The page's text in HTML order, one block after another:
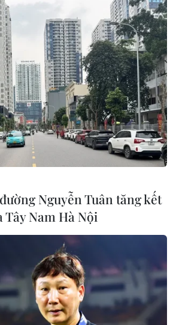
kịch
được chẩn đoán là dị ứng với
vào tình trạng sốc phản vệ, chân
số SpO2 tụt dần, mạch đập rời
rất cao.
Nguyễn Tuân tăng kết
Nam Hà Nội